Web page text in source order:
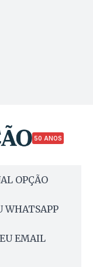
50 ANOS
OPÇÃO
WHATSAPP
EMAIL